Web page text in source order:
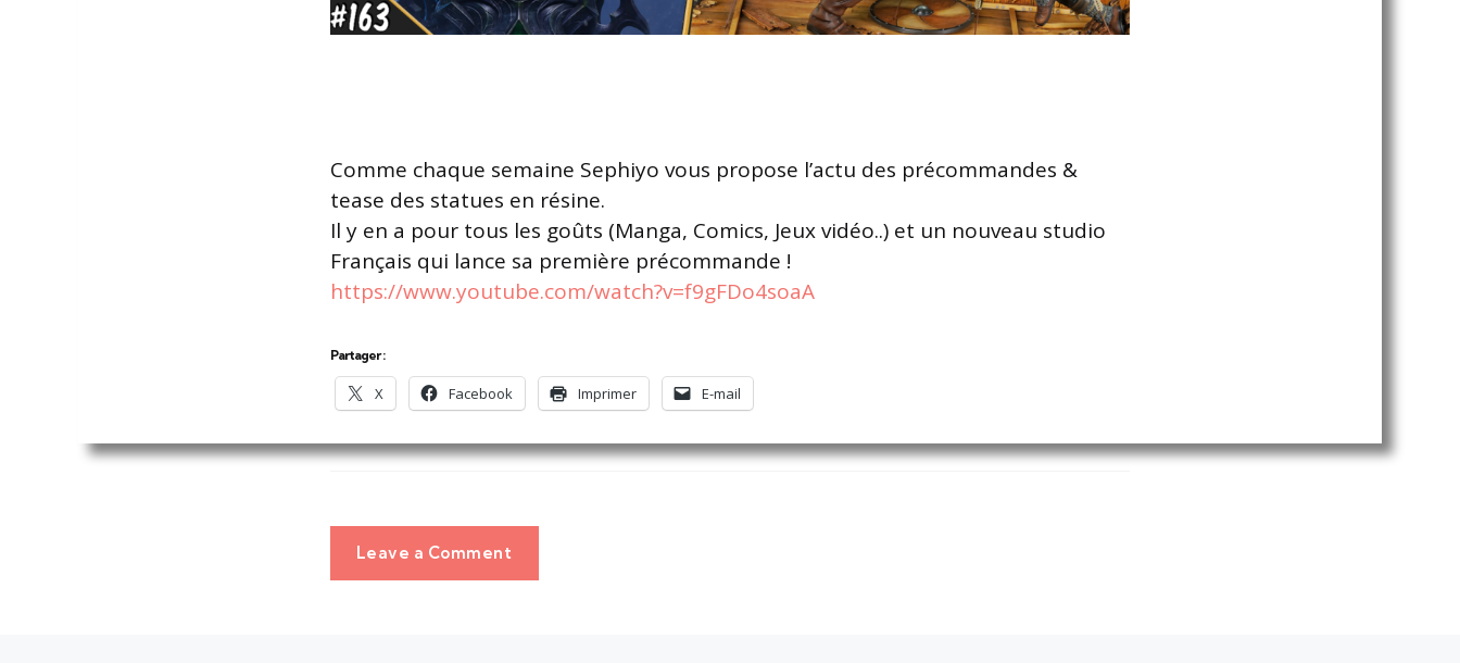
Comme chaque semaine Sephiyo vous propose l’actu des précommandes &
tease des statues en résine.
Il y en a pour tous les goûts (Manga, Comics, Jeux vidéo..) et un nouveau studio
Français qui lance sa première précommande !
https://www.youtube.com/watch?v=f9gFDo4soaA
Partager :
X Facebook Imprimer E-mail
Leave a Comment